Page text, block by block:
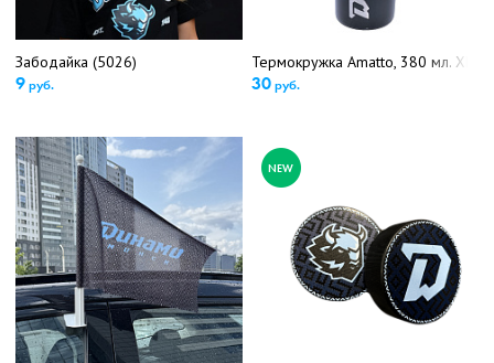
Забодайка (5026)
9руб.
Термокружка Amatto, 380 мл. ХК
30 руб.
NEW